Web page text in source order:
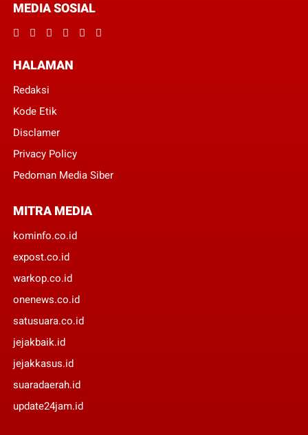
MEDIA SOSIAL
HALAMAN
Redaksi
Kode Etik
Disclamer
Privacy Policy
Pedoman Media Siber
MITRA MEDIA
kominfo.co.id
expost.co.id
warkop.co.id
onenews.co.id
satusuara.co.id
jejakbaik.id
jejakkasus.id
suaradaerah.id
update24jam.id